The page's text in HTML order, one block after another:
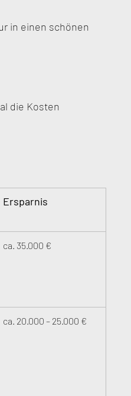
in einen schönen
die Kosten
Ersparnis
ca. 35.000 €
ca. 20.000 – 25.000 €